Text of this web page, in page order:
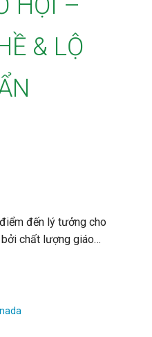
& LỘ
đến lý tưởng cho
chất lượng giáo…